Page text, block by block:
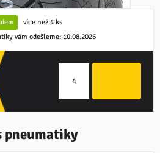
více než 4 ks
vám odešleme:10.08.2026
pneumatiky